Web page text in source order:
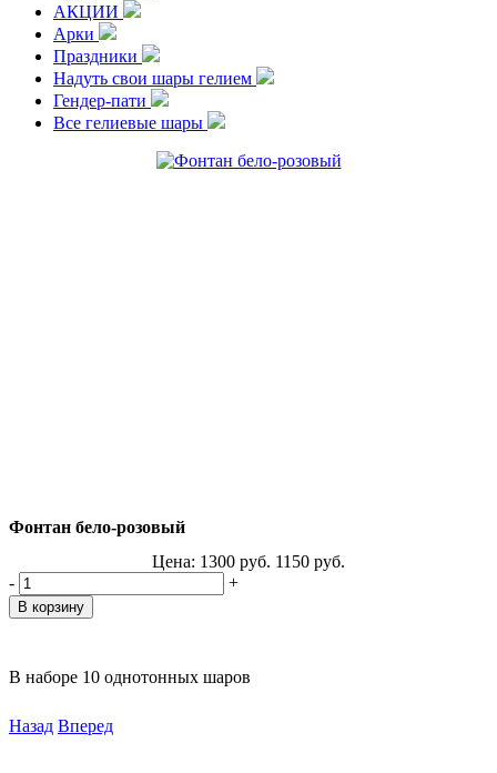
АКЦИИ
Арки
Праздники
Надуть свои шары гелием
Гендер-пати
Все гелиевые шары
Фонтан бело-розовый
Цена: 1300 руб. 1150 руб.
-
+
В наборе 10 однотонных шаров
Назад Вперед